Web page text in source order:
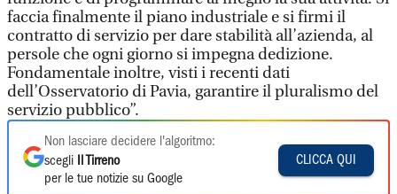
faccia finalmente il piano industriale e si firmi il
contratto di servizio per dare stabilità all’azienda, al
persole che ogni giorno si impegna dedizione.
Fondamentale inoltre, visti i recenti dati
dell’Osservatorio di Pavia, garantire il pluralismo del
servizio pubblico”.
Non lasciare decidere l'algoritmo:
scegli
Il Tirreno
per le tue notizie su Google
CLICCA QUI